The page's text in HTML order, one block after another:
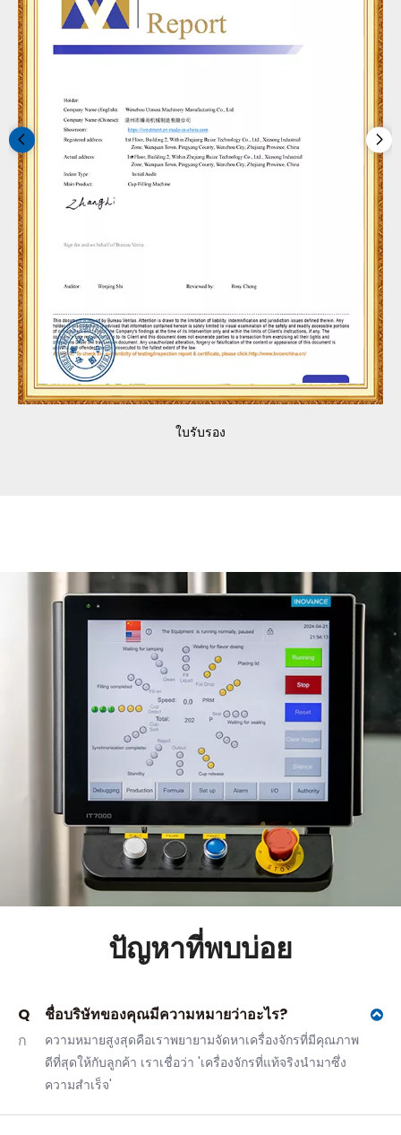
ใบรับรอง
ปัญหาที่พบบ่อย
Q
ชื่อบริษัทของคุณมีความหมายว่าอะไร?
ก
ความหมายสูงสุดคือเราพยายามจัดหาเครื่องจักรที่มีคุณภาพ
ดีที่สุดให้กับลูกค้า เราเชื่อว่า 'เครื่องจักรที่แท้จริงนำมาซึ่ง
ความสำเร็จ'